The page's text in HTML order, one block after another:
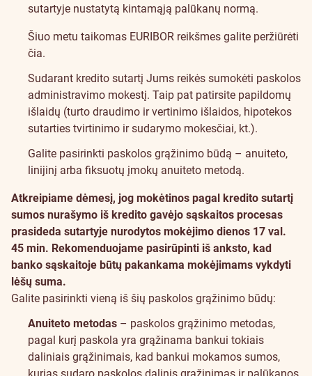
sutartyje nustatytą kintamąją palūkanų normą.
Šiuo metu taikomas EURIBOR reikšmes galite peržiūrėti
čia.
Sudarant kredito sutartį Jums reikės sumokėti paskolos
administravimo mokestį. Taip pat patirsite papildomų
išlaidų (turto draudimo ir vertinimo išlaidos, hipotekos
sutarties tvirtinimo ir sudarymo mokesčiai, kt.).
Galite pasirinkti paskolos grąžinimo būdą – anuiteto,
linijinį arba fiksuotų įmokų anuiteto metodą.
Atkreipiame dėmesį, jog mokėtinos pagal kredito sutartį
sumos nurašymo iš kredito gavėjo sąskaitos procesas
prasideda sutartyje nurodytos mokėjimo dienos 17 val.
45 min. Rekomenduojame pasirūpinti iš anksto, kad
banko sąskaitoje būtų pakankama mokėjimams vykdyti
lėšų suma.
Galite pasirinkti vieną iš šių paskolos grąžinimo būdų:
Anuiteto metodas – paskolos grąžinimo metodas,
pagal kurį paskola yra grąžinama bankui tokiais
daliniais grąžinimais, kad bankui mokamos sumos,